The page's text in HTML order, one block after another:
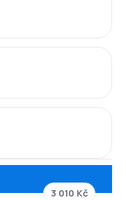
3 010 Kč